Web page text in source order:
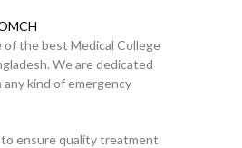
of the best Medical College
We are dedicated
kind of emergency
ensure quality treatment